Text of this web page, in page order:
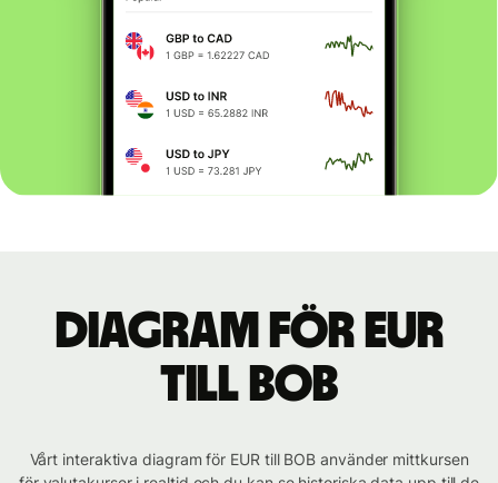
Diagram för EUR
till BOB
Vårt interaktiva diagram för EUR till BOB använder mittkursen